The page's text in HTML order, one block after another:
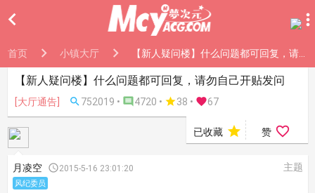

首页 小镇大厅 【新人疑问楼】什么问题都可回复，请勿自己开贴发问
【新人疑问楼】什么问题都可回复，请勿自己开贴发问
[大厅通告]  752019 •  4720 • 38 • 67
已收藏  赞 
月凌空 2015-5-16 23:01:20 主题
风纪委员